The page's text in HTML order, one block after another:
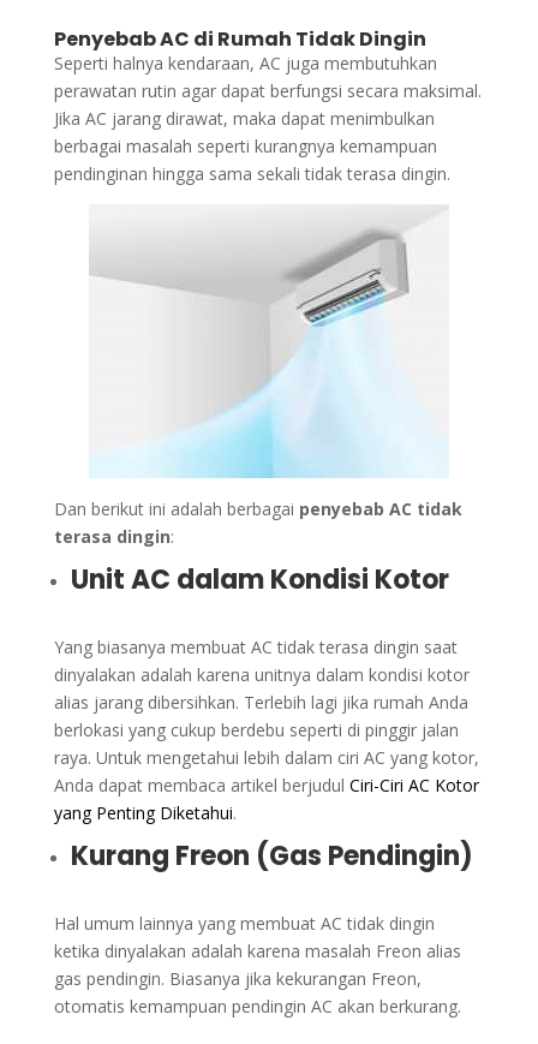
Penyebab AC di Rumah Tidak Dingin
Seperti halnya kendaraan, AC juga membutuhkan
perawatan rutin agar dapat berfungsi secara maksimal.
Jika AC jarang dirawat, maka dapat menimbulkan
berbagai masalah seperti kurangnya kemampuan
pendinginan hingga sama sekali tidak terasa dingin.
Dan berikut ini adalah berbagai penyebab AC tidak
terasa dingin:
Unit AC dalam Kondisi Kotor
Yang biasanya membuat AC tidak terasa dingin saat
dinyalakan adalah karena unitnya dalam kondisi kotor
alias jarang dibersihkan. Terlebih lagi jika rumah Anda
berlokasi yang cukup berdebu seperti di pinggir jalan
raya. Untuk mengetahui lebih dalam ciri AC yang kotor,
Anda dapat membaca artikel berjudul Ciri-Ciri AC Kotor
yang Penting Diketahui.
Kurang Freon (Gas Pendingin)
Hal umum lainnya yang membuat AC tidak dingin
ketika dinyalakan adalah karena masalah Freon alias
gas pendingin. Biasanya jika kekurangan Freon,
otomatis kemampuan pendingin AC akan berkurang.